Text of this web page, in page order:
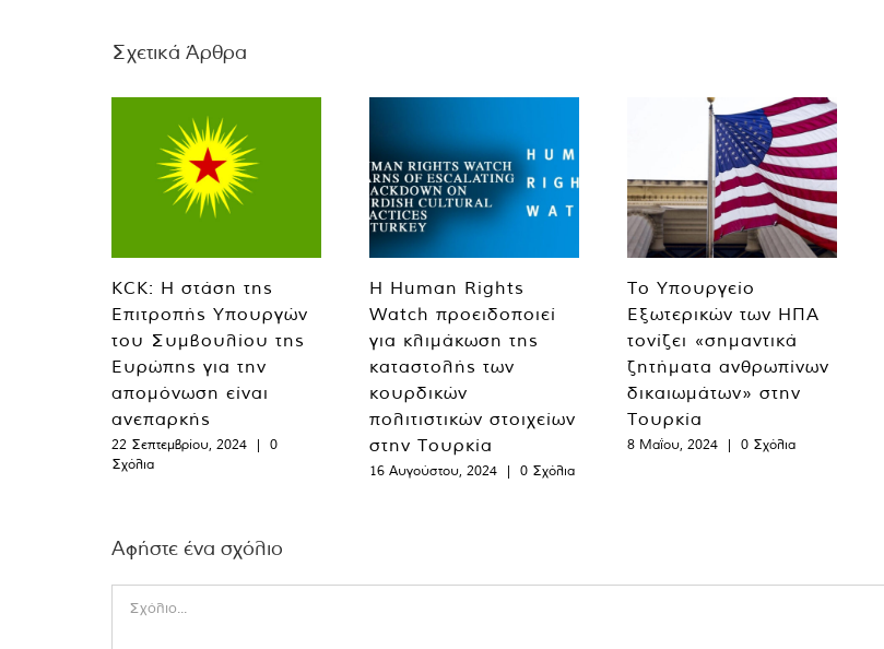
Σχετικά Άρθρα
KCK: Η στάση της
Επιτροπής Υπουργών
του Συμβουλίου της
Ευρώπης για την
απομόνωση είναι
ανεπαρκής
22 Σεπτεμβρίου, 2024 |
0
Σχόλια
Η Human Rights
Watch προειδοποιεί
για κλιμάκωση της
καταστολής των
κουρδικών
πολιτιστικών στοιχείων
στην Τουρκία
16 Αυγούστου, 2024 | 0 Σχόλια
Το Υπουργείο
Εξωτερικών των ΗΠΑ
τονίζει «σημαντικά
ζητήματα ανθρωπίνων
δικαιωμάτων» στην
Τουρκία
8 Μαΐου, 2024 | 0 Σχόλια
Αφήστε ένα σχόλιο